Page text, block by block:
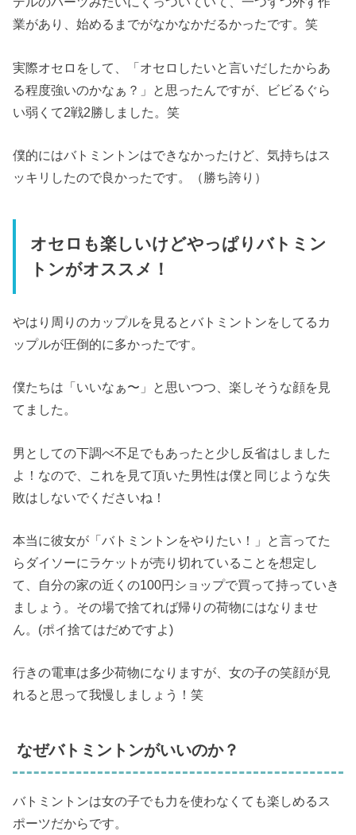
業があり、始めるまでがなかなかだるかったです。笑
実際オセロをして、「オセロしたいと言いだしたからあ
る程度強いのかなぁ？」と思ったんですが、ビビるぐら
い弱くて2戦2勝しました。笑
僕的にはバトミントンはできなかったけど、気持ちはス
ッキリしたので良かったです。（勝ち誇り）
オセロも楽しいけどやっぱりバトミン
トンがオススメ！
やはり周りのカップルを見るとバトミントンをしてるカ
ップルが圧倒的に多かったです。
僕たちは「いいなぁ〜」と思いつつ、楽しそうな顔を見
てました。
男としての下調べ不足でもあったと少し反省はしました
よ！なので、これを見て頂いた男性は僕と同じような失
敗はしないでくださいね！
本当に彼女が「バトミントンをやりたい！」と言ってた
らダイソーにラケットが売り切れていることを想定し
て、自分の家の近くの100円ショップで買って持っていき
ましょう。その場で捨てれば帰りの荷物にはなりませ
ん。(ポイ捨てはだめですよ)
行きの電車は多少荷物になりますが、女の子の笑顔が見
れると思って我慢しましょう！笑
なぜバトミントンがいいのか？
バトミントンは女の子でも力を使わなくても楽しめるス
ポーツだからです。